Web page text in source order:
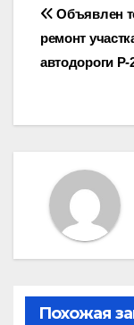
по
Объявлен
ремонт
автодороги Р-
Похожая